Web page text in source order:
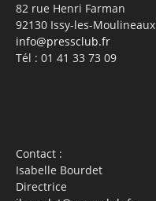
82 rue Henri Farman
92130 Issy-les-Moulineaux
info@pressclub.fr
Tél : 01 41 33 73 09
Contact :
Isabelle Bourdet
Directrice